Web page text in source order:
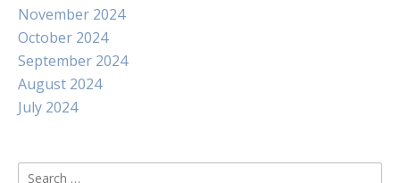
November 2024
October 2024
September 2024
August 2024
July 2024
Search